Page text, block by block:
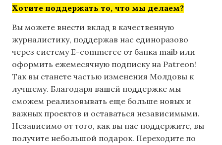
Хотите поддержать то, что мы делаем?
Вы можете внести вклад в качественную
журналистику, поддержав нас единоразово
через систему E-commerce от банка maib или
оформить ежемесячную подписку на Patreon!
Так вы станете частью изменения Молдовы к
лучшему. Благодаря вашей поддержке мы
сможем реализовывать еще больше новых и
важных проектов и оставаться независимыми.
Независимо от того, как вы нас поддержите, вы
получите небольшой подарок. Переходите по